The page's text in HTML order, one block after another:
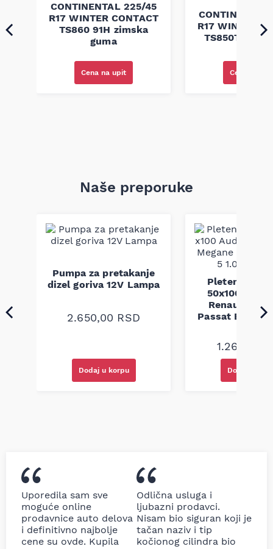
CONTINENTAL 225/45
R17 WINTER CONTACT
TS860 91H zimska
guma
Cena na upit
R17 WINTER
TS850T 98H
Cena na
Naše preporuke
Pumpa za pretakanje
dizel goriva 12V Lampa
2.650,00 RSD
Dodaj u korpu
Pletenica
50x100 Audi
Renault
Passat B5
1.260,00
Dodaj u
Uporedila sam sve
moguće online
prodavnice auto delova
i definitivno najbolje
cene su ovde. Kupila
Odlična usluga i
ljubazni prodavci.
Nisam bio siguran koji je
tačan naziv i tip
kočionog cilindra bio